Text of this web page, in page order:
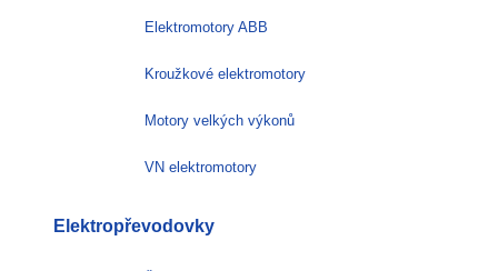
Elektromotory ABB
Kroužkové elektromotory
Motory velkých výkonů
VN elektromotory
Elektropřevodovky